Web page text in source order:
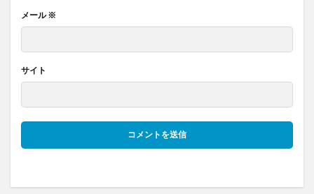
メール※
サイト